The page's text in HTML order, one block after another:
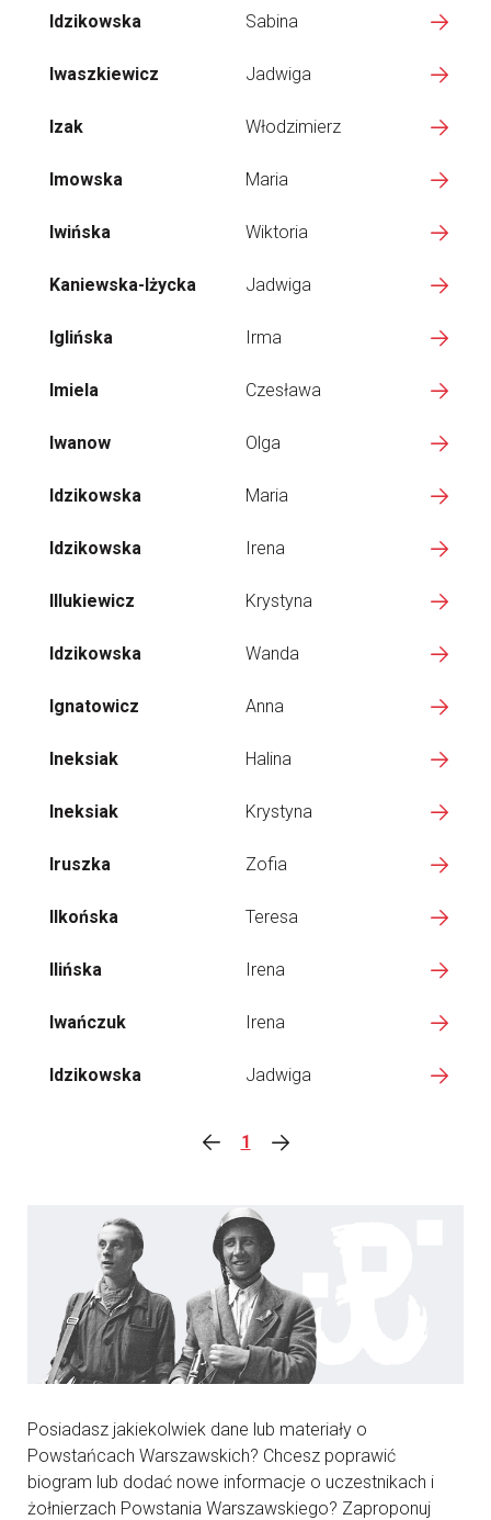
Idzikowska Sabina
Iwaszkiewicz Jadwiga
Izak Włodzimierz
Imowska Maria
Iwińska Wiktoria
Kaniewska-Iżycka Jadwiga
Iglińska Irma
Imiela Czesława
Iwanow Olga
Idzikowska Maria
Idzikowska Irena
Illukiewicz Krystyna
Idzikowska Wanda
Ignatowicz Anna
Ineksiak Halina
Ineksiak Krystyna
Iruszka Zofia
Ilkońska Teresa
Ilińska Irena
Iwańczuk Irena
Idzikowska Jadwiga
1
Posiadasz jakiekolwiek dane lub materiały o
Powstańcach Warszawskich? Chcesz poprawić
biogram lub dodać nowe informacje o uczestnikach i
żołnierzach Powstania Warszawskiego? Zaproponuj